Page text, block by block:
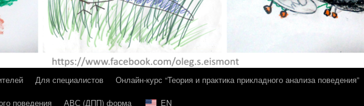
Для специалистов Онлайн-курс “Теория и практика прикладного анализа поведения”
поведения АВС (ДПП) форма EN